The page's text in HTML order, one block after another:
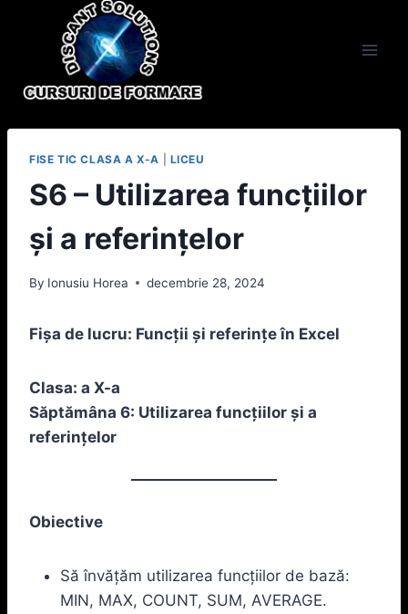
FISE TIC CLASA A X-A LICEU
S6 – Utilizarea funcțiilor
și a referințelor
By Ionusiu Horea decembrie 28, 2024
Fișa de lucru: Funcții și referințe în Excel
Clasa: a X-a
Săptămâna 6: Utilizarea funcțiilor și a
referințelor
Obiective
Să învățăm utilizarea funcțiilor de bază:
MIN, MAX, COUNT, SUM, AVERAGE.